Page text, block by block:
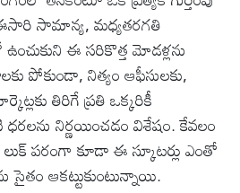
ఈసారి సామాన్య, మధ్యతరగతి
ఈ సరికొత్త మోడళ్లను
పోకుండా, నిత్యం ఆఫీసులకు,
తిరిగే ప్రతి ఒక్కరికీ
నిర్ణయించడం విశేషం. కేవలం
పరంగా కూడా ఈ స్కూటర్లు ఎంతో
సైతం ఆకట్టుకుంటున్నాయి.